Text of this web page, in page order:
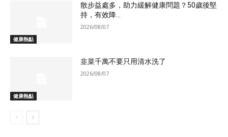
健康熱點
散步益處多，助力緩解健康問題？50歲後堅
持，有效降...
2026/08/07
健康熱點
韭菜千萬不要只用清水洗了
2026/08/07